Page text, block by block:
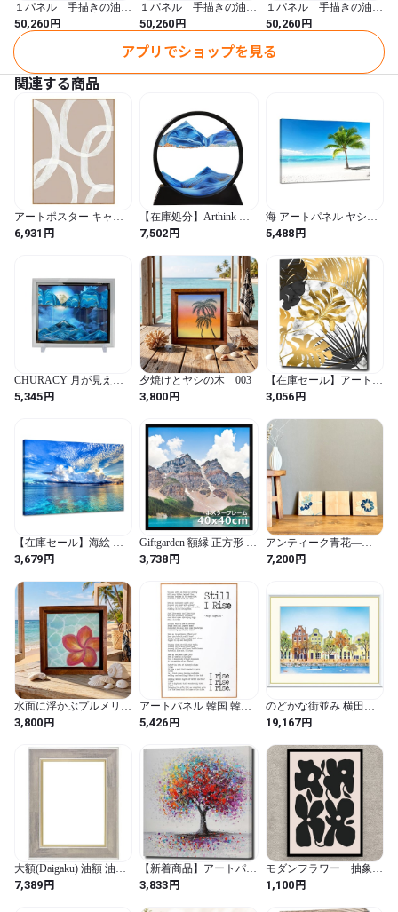
【ご注意事項】
* 写真の原画を元に、お客様から注文を受け次第、製作いたしま
* 1枚1枚作成するため、写真と若干異なる場合がございますの
で、ご了承ください。
* PCのモニターにより実際の商品と色味が多少異なることがござ
います。
* 注文を受けてから、製作いたしますので、注文後の取り消しな
どはご遠慮願います
* 商品到着時に、破損不良がございました場合のみ交換の対象と
させていただきます。
ご注文前に必ずabout　をお読みいただき、ご納得の上ご購入く
ださいませ。
⇒http://yusaishopart.thebase.in/about
-----------------
【他】
・領収書が必要な場合備考欄に記載してください。
・配送方法はゆうパック、または西濃運輸とさせて頂きます。
１パネル 手描きの油彩
画 ゴッホ 夜のカフェ
テラス 黒猫アレンジ
絵画 インテリア モダ
50,260円
１パネル 手描きの油彩
画 ゴッホ 星月夜 黒
猫アレンジ 絵画 イン
テリア モダン アートパ
ネル 6017
50,260円
１パネル 手描きの油彩
画 モネ 睡蓮 黒猫ア
レンジ 絵画 インテリ
ア モダン アートパネ
ル 6016
50,260円
アプリでショップを見る
関連する商品
アートポスター キャン
バスアート 抽象画 フレ
ーム付き 絵画 芸術 韓国
ランディーカラー ヌー
ディーカラー 北欧 カラ
ー 壁掛け 壁飾り アート
パネル インテリア 額縁
付き 木目風 (A)
6,931 円
【在庫処分】Arthink 動
く砂のアートピクチャ
ー・イン・モーションラ
ウンドガラス3D深海の
風景、ダイナミックな砂
のアート砂、感覚リラッ
クスデスクトップ。 (ブ
ルー / 7 inch / 丸型。)
7,502円
海 アートパネル ヤシの
木 青空 白雲 ビーチ 海の
絵 絵画 ポスター 砂浜風
景画 装飾画 写真 ハワイ
インテリア 壁掛け 玄関
お風呂 壁の絵 部屋飾り
木枠付きの完成品
(30x40cm)
5,488円
CHURACY 月が見え隠
れする サンドピクチャ
ー 置き型 アート 砂 イン
5,345円
夕焼けとヤシの木 003
3,800円
【在庫セール】アートパ
ネル ボタニカル 植物
W30cm H40cm アートフ
レーム 絵画 キャンバス
額付き ウォールアート
ポップアート モダンア
ート 壁掛け インテリア
装飾
3,056円
【在庫セール】海絵 ア
ートパネル 青い海 ポス
ター 自然風景 日光 絵画
風景画 壁掛け 風水 玄関
開運 室内装飾 木枠付き
の完成品 (30x40cm
x1Pcs) (Sea 04 / 長さ30
cm x 幅40 cm / コースタ
ル / 海 / 長方形)
3,679円
Giftgarden 額縁 正方形 40
角 フォトフレーム
400x400ｍｍ PVC製 絵画
色紙 ポスト 壁掛け ブラ
ック 1枚
3,738円
アンティーク青花—
Antique Blue Blossom｜
Antique Kimono Fabric
15×15cm（3枚組）アン
ティーク着物 アートパ
ネル
7,200円
水面に浮かぶプルメリ
ア 001
3,800円
アートパネル 韓国 韓国
インテリア スタイリッ
シュ 絵 絵画 アート 美術
黒 葉 手 線グラフィック
パネル デザインボード
インテリア 飾り 壁掛け
リビング 玄関 カラフル
5,426円
のどかな街並み 横田友
広 49.5× 61㎝ F8 J3-E004
額入り アート 絵画 現代
作家 インテリア アート
風景 街並み ヨーロッパ
メルヘン おしゃれ
19,167円
大額(Daigaku) 油額 油彩
F8 チャコール 8163 素材:
樹脂製
7,389円
【新着商品】アートパネ
ル 樹木 自然 W40cm
H40cm 正方形 アートフ
レーム 絵画 キャンバス
3,833円
モダンフラワー 抽象
画 北欧 韓国 モノト
ーン アートポスタ
1,100円